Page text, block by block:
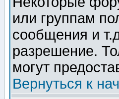
или группам
сообщения и
разрешение.
могут
Вернуться к